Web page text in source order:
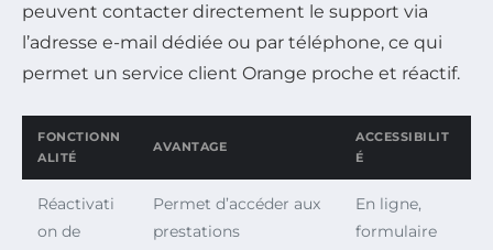
peuvent contacter directement le support via
l’adresse e-mail dédiée ou par téléphone, ce qui
permet un service client Orange proche et réactif.
FONCTIONN
ALITÉ
AVANTAGE
ACCESSIBILIT
É
Réactivati
on de
Permet d’accéder aux
prestations
En ligne,
formulaire